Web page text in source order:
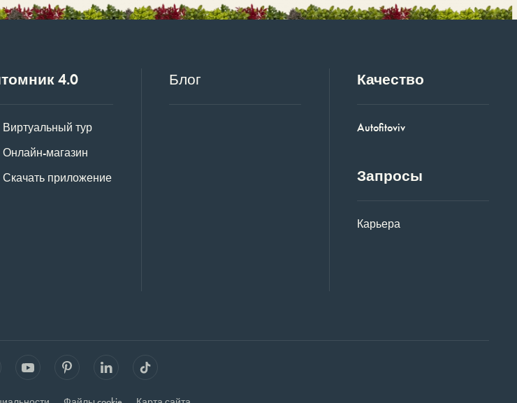
4.0
Виртуальный тур
Онлайн-магазин
Скачать приложение
Блог Качество
Autofitoviv
Запросы
Карьера